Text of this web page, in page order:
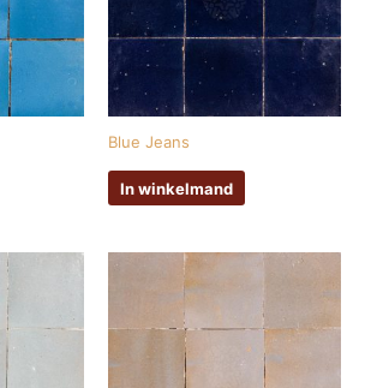
Blue Jeans
In winkelmand